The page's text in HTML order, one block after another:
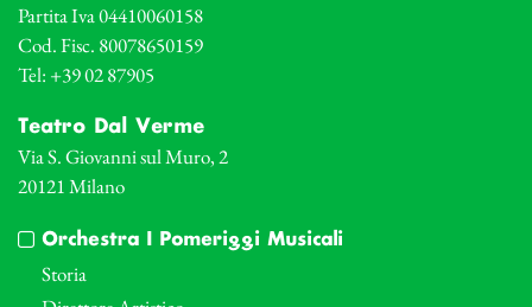
Partita Iva 04410060158
Cod. Fisc. 80078650159
Tel: +39 02 87905
Teatro Dal Verme
Via S. Giovanni sul Muro, 2
20121 Milano
Orchestra I Pomeriggi Musicali
Storia